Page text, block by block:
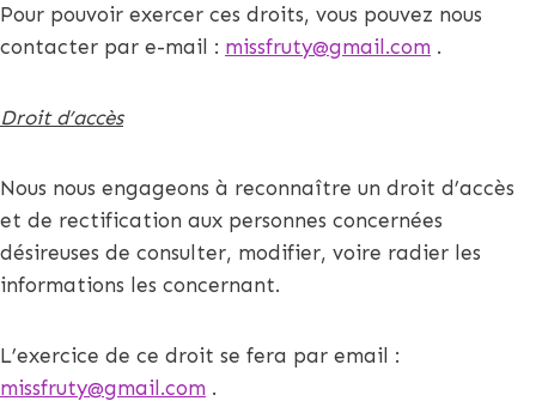
Pour pouvoir exercer ces droits, vous pouvez nous
contacter par e-mail : missfruty@gmail.com .
Droit d’accès
Nous nous engageons à reconnaître un droit d’accès
et de rectification aux personnes concernées
désireuses de consulter, modifier, voire radier les
informations les concernant.
L’exercice de ce droit se fera par email :
missfruty@gmail.com .